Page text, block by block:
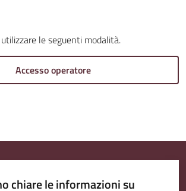
le seguenti modalità.
Accesso operatore
chiare le informazioni su